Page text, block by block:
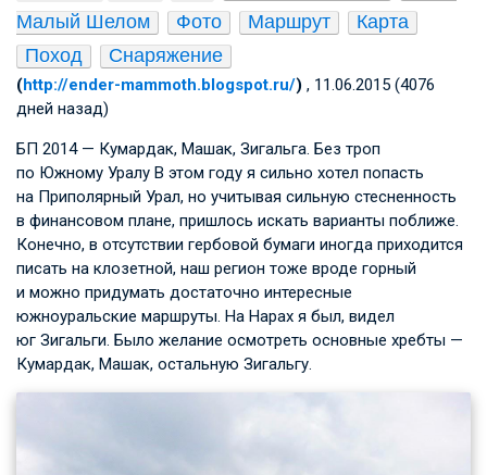
Малый Шелом
Фото Маршрут
Карта
Поход
Снаряжение
(http://ender-mammoth.blogspot.ru/) , 11.06.2015 (4076
дней назад)
БП 2014 — Кумардак, Машак, Зигальга. Без троп
по Южному Уралу В этом году я сильно хотел попасть
на Приполярный Урал, но учитывая сильную стесненность
в финансовом плане, пришлось искать варианты поближе.
Конечно, в отсутствии гербовой бумаги иногда приходится
писать на клозетной, наш регион тоже вроде горный
и можно придумать достаточно интересные
южноуральские маршруты. На Нарах я был, видел
юг Зигальги. Было желание осмотреть основные хребты —
Кумардак, Машак, остальную Зигальгу.